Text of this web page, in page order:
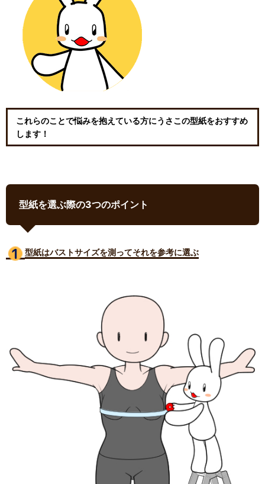
これらのことで悩みを抱えている方にうさこの型紙をおすすめ
します！
型紙を選ぶ際の3つのポイント
型紙はバストサイズを測ってそれを参考に選ぶ